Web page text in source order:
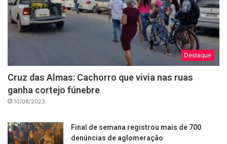
Destaque
Cruz das Almas: Cachorro que vivia nas ruas
ganha cortejo fúnebre
10/08/2023
Final de semana registrou mais de 700
denúncias de aglomeração